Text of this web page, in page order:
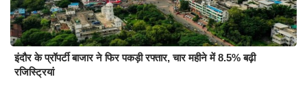
इंदौर के प्रॉपर्टी बाजार ने फिर पकड़ी रफ्तार, चार महीने में 8.5% बढ़ी
रजिस्ट्रियां